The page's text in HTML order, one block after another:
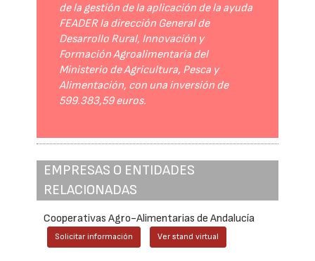
de la gestión de la aplicación de la ayuda
FEADER la dirección General de
Desarrollo Rural, Innovación y
Formación Agroalimentaria del
Ministerio de Agricultura, Pesca y
Alimentación, con una inversión de
599.383,59 euros.
EMPRESAS O ENTIDADES
RELACIONADAS
Cooperativas Agro-Alimentarias de Andalucía
Solicitar información Ver stand virtual